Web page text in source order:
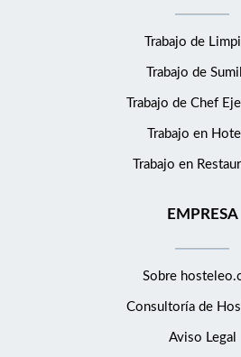
Trabajo de
Trabajo de
Trabajo de Chef
Trabajo en
Trabajo en
EMPRESA
Sobre
Consultoría de
Aviso Legal